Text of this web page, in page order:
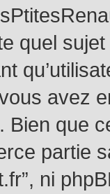
quel
avez
Bien que
partie
ni